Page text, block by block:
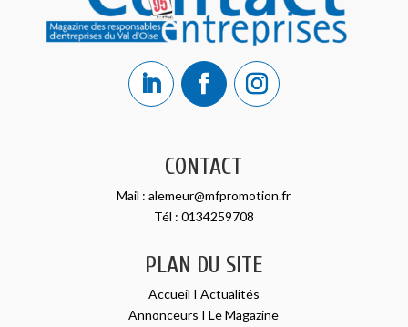
CONTACT
Mail :alemeur@mfpromotion.fr
Tél : 0134259708
PLAN DU SITE
Accueil I Actualités
Annonceurs ILe Magazine